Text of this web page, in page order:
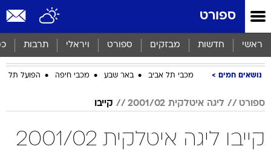
ספורט
ראשי חדשות מבזקים ספורט ויראלי תרבות
נושאים חמים מכבי תל אביב באר שבע מכבי חיפה הפועל תל
ספורט ליגה איטלקית 2001/02 קייבו
קייבו ליגה איטלקית 2001/02